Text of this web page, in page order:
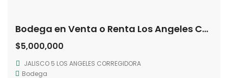
Bodega en Venta o Renta Los Angeles Corregidora Querétaro
$5,000,000
JALISCO 5 LOS ANGELES CORREGIDORA
Bodega